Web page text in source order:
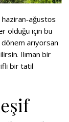
haziran-ağustos
olduğu için bu
arıyorsan
Ilıman bir
bir tatil